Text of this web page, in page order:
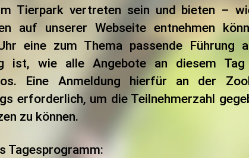
Tierpark vertreten sein und bieten –
auf unserer Webseite entnehmen
eine zum Thema passende Führung
ist, wie alle Angebote an diesem Tag
Eine Anmeldung hierfür an der
erforderlich, um die Teilnehmerzahl
zu können.
Tagesprogramm: